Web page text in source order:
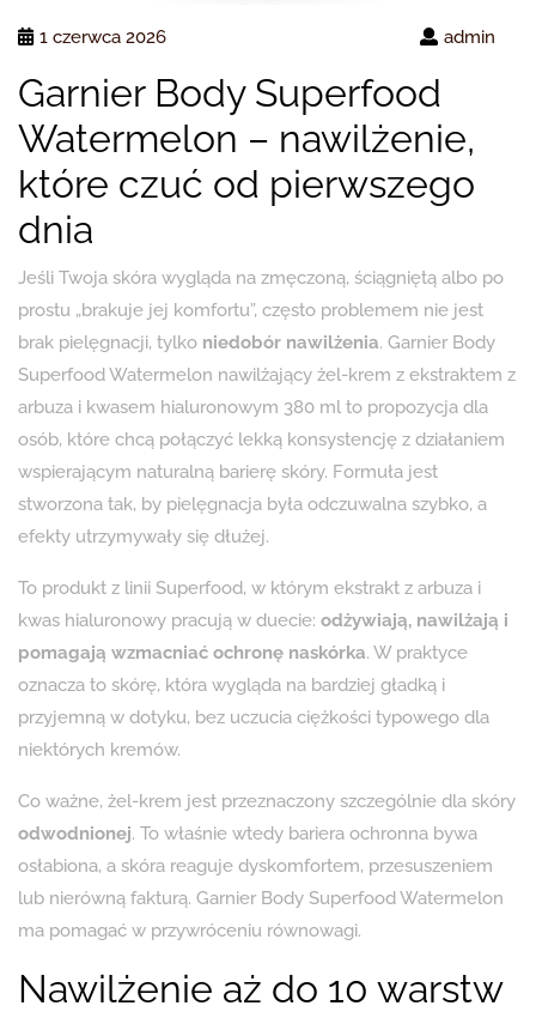
1 czerwca 2026 admin
Garnier Body Superfood
Watermelon – nawilżenie,
które czuć od pierwszego
dnia
Jeśli Twoja skóra wygląda na zmęczoną, ściągniętą albo po
prostu „brakuje jej komfortu”, często problemem nie jest
brak pielęgnacji, tylko niedobór nawilżenia. Garnier Body
Superfood Watermelon nawilżający żel-krem z ekstraktem z
arbuza i kwasem hialuronowym 380 ml to propozycja dla
osób, które chcą połączyć lekką konsystencję z działaniem
wspierającym naturalną barierę skóry. Formuła jest
stworzona tak, by pielęgnacja była odczuwalna szybko, a
efekty utrzymywały się dłużej.
To produkt z linii Superfood, w którym ekstrakt z arbuza i
kwas hialuronowy pracują w duecie: odżywiają, nawilżają i
pomagają wzmacniać ochronę naskórka. W praktyce
oznacza to skórę, która wygląda na bardziej gładką i
przyjemną w dotyku, bez uczucia ciężkości typowego dla
niektórych kremów.
Co ważne, żel-krem jest przeznaczony szczególnie dla skóry
odwodnionej. To właśnie wtedy bariera ochronna bywa
osłabiona, a skóra reaguje dyskomfortem, przesuszeniem
lub nierówną fakturą. Garnier Body Superfood Watermelon
ma pomagać w przywróceniu równowagi.
Nawilżenie aż do 10 warstw